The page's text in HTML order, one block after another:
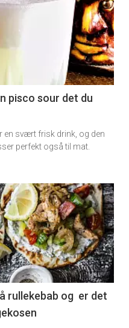
pisco sour det du
en svært frisk drink, og den
perfekt også til mat.
rullekebab og er det